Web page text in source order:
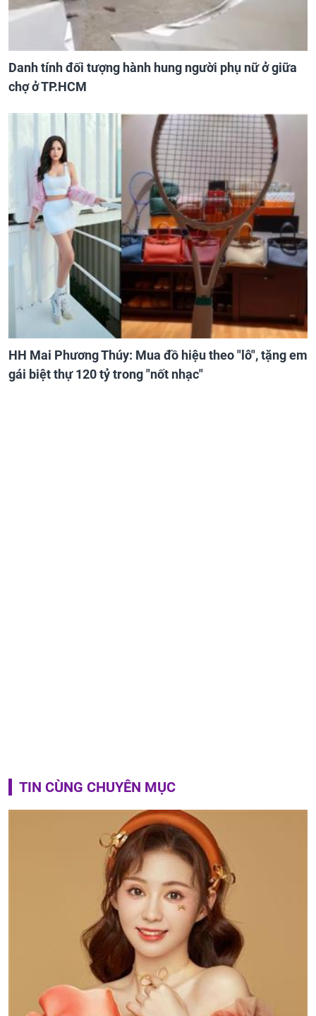
Danh tính đối tượng hành hung người phụ nữ ở giữa
chợ ở TP.HCM
HH Mai Phương Thúy: Mua đồ hiệu theo "lô", tặng em
gái biệt thự 120 tỷ trong "nốt nhạc"
TIN CÙNG CHUYÊN MỤC